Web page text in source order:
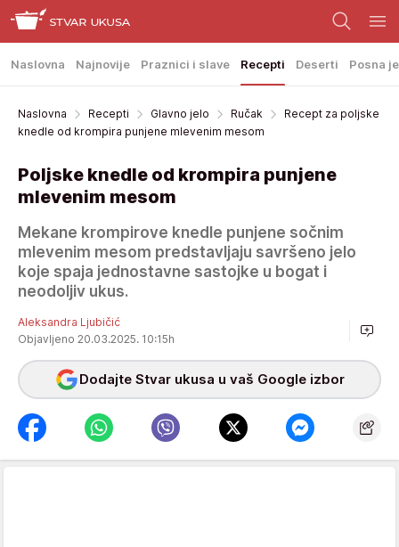
Naslovna Najnovije Praznici i slave Recepti Deserti Posna
Naslovna Recepti Glavno jelo Ručak
Recept za poljske
knedle od krompira punjene mlevenim mesom
Poljske knedle od krompira punjene
mlevenim mesom
Mekane krompirove knedle punjene sočnim
mlevenim mesom predstavljaju savršeno jelo
koje spaja jednostavne sastojke u bogat i
neodoljiv ukus.
Aleksandra Ljubičić
Objavljeno 20.03.2025. 10:15h
Dodajte Stvar ukusa u vaš Google izbor